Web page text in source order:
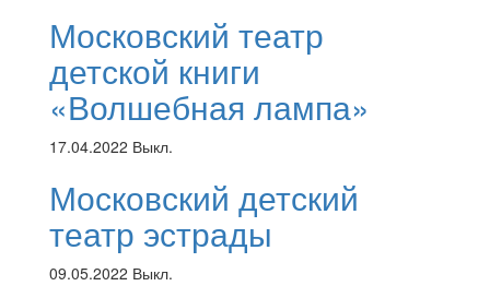
Московский театр
детской книги
«Волшебная лампа»
17.04.2022 Выкл.
Московский детский
театр эстрады
09.05.2022 Выкл.